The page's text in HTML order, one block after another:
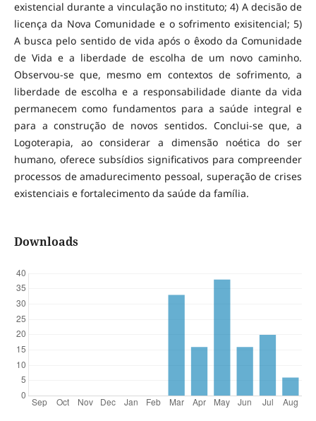
existencial durante a vinculação no instituto; 4) A decisão de
licença da Nova Comunidade e o sofrimento exisitencial; 5)
A busca pelo sentido de vida após o êxodo da Comunidade
de Vida e a liberdade de escolha de um novo caminho.
Observou-se que, mesmo em contextos de sofrimento, a
liberdade de escolha e a responsabilidade diante da vida
permanecem como fundamentos para a saúde integral e
para a construção de novos sentidos. Conclui-se que, a
Logoterapia, ao considerar a dimensão noética do ser
humano, oferece subsídios significativos para compreender
processos de amadurecimento pessoal, superação de crises
existenciais e fortalecimento da saúde da família.
Downloads